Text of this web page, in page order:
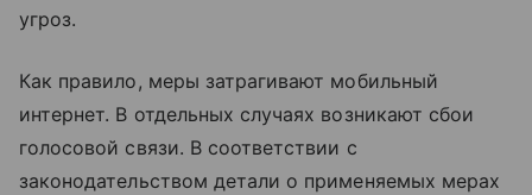
угроз.
Как правило, меры затрагивают мобильный
интернет. В отдельных случаях возникают сбои
голосовой связи. В соответствии с
законодательством детали о применяемых мерах